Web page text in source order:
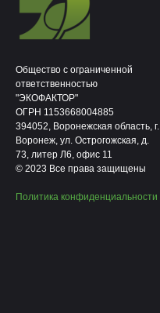
Общество с ограниченной
ответственностью
"ЭКОФАКТОР"
ОГРН 1153668004885
394052, Воронежская область, г.
Воронеж, ул. Острогожская, д.
73, литер Л6, офис 11
© 2023 Все права защищены
Политика конфиденциальности